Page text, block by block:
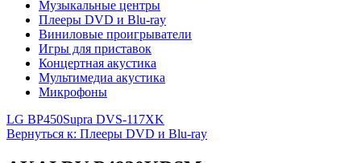
Музыкальные центры
Плееры DVD и Blu-ray
Виниловые проигрыватели
Игры для приставок
Концертная акустика
Мультимедиа акустика
Микрофоны
LG BP450Supra DVS-117XK
Вернуться к: Плееры DVD и Blu-ray